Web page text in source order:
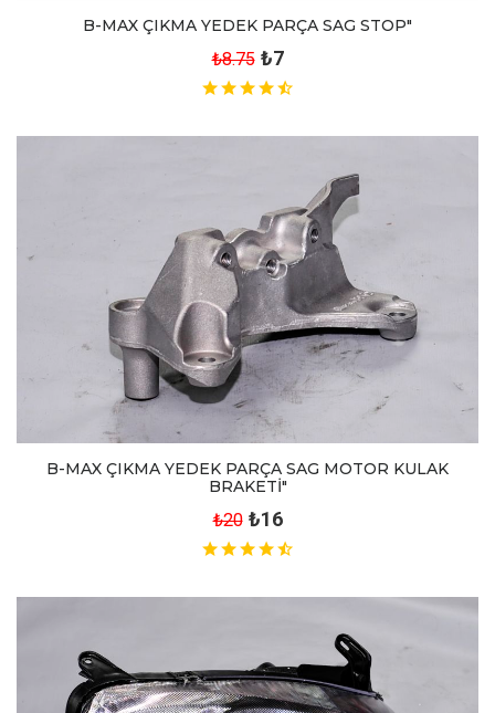
B-MAX ÇIKMA YEDEK PARÇA SAG STOP"
₺8.75 ₺7
B-MAX ÇIKMA YEDEK PARÇA SAG MOTOR KULAK
BRAKETİ"
₺20 ₺16